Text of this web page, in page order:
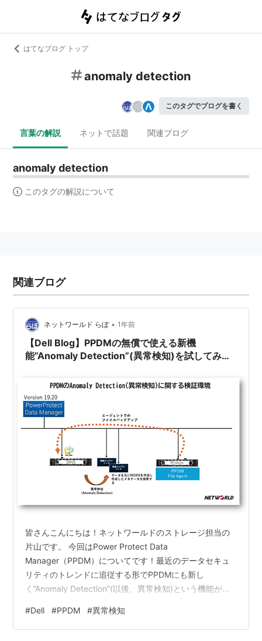
はてなブログ トップ
anomaly detection
このタグでブログを書く
言葉の解説 ネットで話題 関連ブログ
anomaly detection
このタグの解説について
関連ブログ
ネットワールド らぼ • 1年前
【Dell Blog】PPDMの無償で使える新機
能”Anomaly Detection”(異常検知)を試してみ
皆さんこんにちは！ネットワールドのストレージ担当の
片山です。 今回はPower Protect Data
Manager（PPDM）についてです！最近のデータセキュ
リティのトレンドに追従する形でPPDMにも新し
く”Anomaly Detection”(以後、異常検知)という機能が追
ーション製品のCRSでのエアギャップ、Cyber Senseの
異常(脅威)検知については検証したことがある自分として
#Dell #PPDM #異常検知